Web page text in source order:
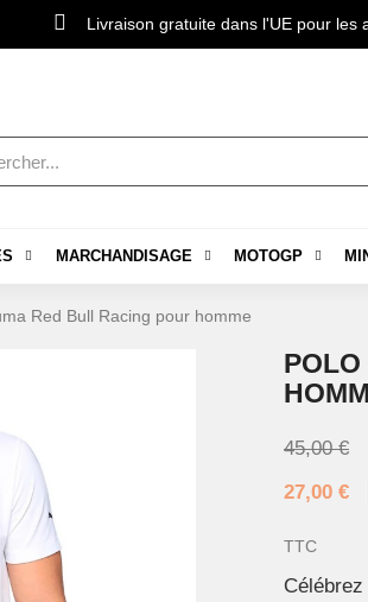
Livraison gratuite dans l'UE pour les
MARCHANDISAGE MOTOGP
Red Bull Racing pour homme
45,00 €
27,00 €
TTC